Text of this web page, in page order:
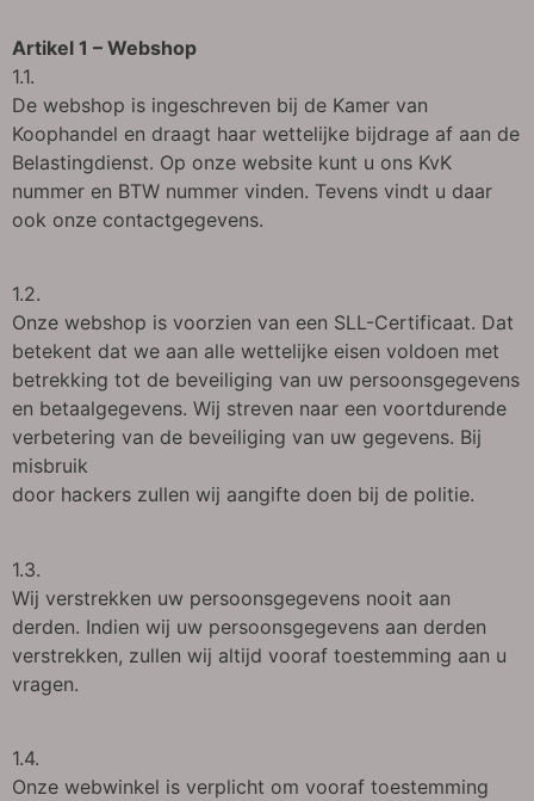
Artikel 1 – Webshop
1.1.
De webshop is ingeschreven bij de Kamer van
Koophandel en draagt haar wettelijke bijdrage af aan de
Belastingdienst. Op onze website kunt u ons KvK
nummer en BTW nummer vinden. Tevens vindt u daar
ook onze contactgegevens.
1.2.
Onze webshop is voorzien van een SLL-Certificaat. Dat
betekent dat we aan alle wettelijke eisen voldoen met
betrekking tot de beveiliging van uw persoonsgegevens
en betaalgegevens. Wij streven naar een voortdurende
verbetering van de beveiliging van uw gegevens. Bij
misbruik
door hackers zullen wij aangifte doen bij de politie.
1.3.
Wij verstrekken uw persoonsgegevens nooit aan
derden. Indien wij uw persoonsgegevens aan derden
verstrekken, zullen wij altijd vooraf toestemming aan u
vragen.
1.4.
Onze webwinkel is verplicht om vooraf toestemming